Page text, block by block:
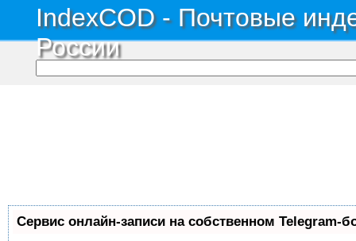
IndexCOD - Почтовые
России
Сервис онлайн-записи на собственном Telegram-